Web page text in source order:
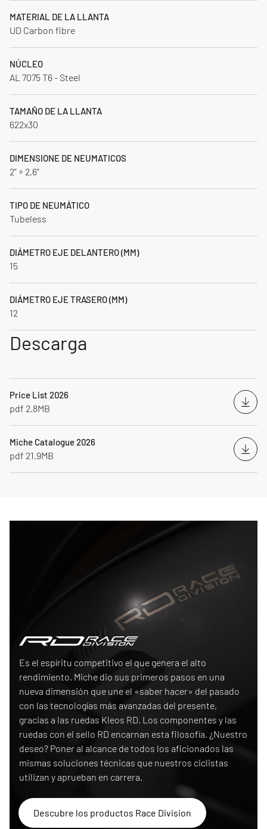
MATERIAL DE LA LLANTA
UD Carbon fibre
NÚCLEO
AL 7075 T6 - Steel
TAMAÑO DE LA LLANTA
622x30
DIMENSIONE DE NEUMATICOS
2" ÷ 2,6"
TIPO DE NEUMÁTICO
Tubeless
DIÁMETRO EJE DELANTERO (MM)
15
DIÁMETRO EJE TRASERO (MM)
12
Descarga
Price List 2026
pdf 2.8MB
Miche Catalogue 2026
pdf 21.9MB
Es el espíritu competitivo el que genera el alto
rendimiento. Miche dio sus primeros pasos en una
nueva dimensión que une el «saber hacer» del pasado
con las tecnologías más avanzadas del presente,
gracias a las ruedas Kleos RD. Los componentes y las
ruedas con el sello RD encarnan esta filosofía. ¿Nuestro
deseo? Poner al alcance de todos los aficionados las
mismas soluciones técnicas que nuestros ciclistas
utilizan y aprueban en carrera.
Descubre los productos Race Division